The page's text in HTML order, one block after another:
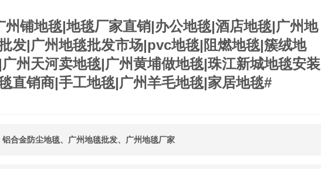
州铺地毯|地毯厂家直销|办公地毯|酒店地毯|广州地
发|广州地毯批发市场|pvc地毯|阻燃地毯|簇绒地
州天河卖地毯|广州黄埔做地毯|珠江新城地毯安装
直销商|手工地毯|广州羊毛地毯|家居地毯#
铝合金防尘地毯、广州地毯批发、广州地毯厂家